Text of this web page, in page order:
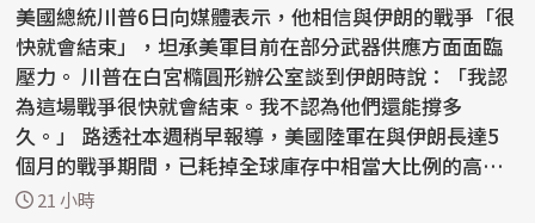
美國總統川普6日向媒體表示，他相信與伊朗的戰爭「很
快就會結束」，坦承美軍目前在部分武器供應方面面臨
壓力。 川普在白宮橢圓形辦公室談到伊朗時說：「我認
為這場戰爭很快就會結束。我不認為他們還能撐多
久。」 路透社本週稍早報導，美國陸軍在與伊朗長達5
個月的戰爭期間，已耗掉全球庫存中相當大比例的高精
準長程...
21 小時